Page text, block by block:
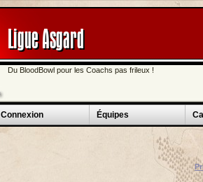
Ligue Asgard
Du BloodBowl pour les Coachs pas frileux !
Connexion Équipes